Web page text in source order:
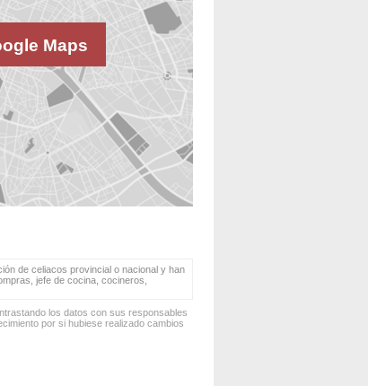
Maps
de celiacos provincial o nacional y han
jefe de cocina, cocineros,
los datos con sus responsables
por si hubiese realizado cambios